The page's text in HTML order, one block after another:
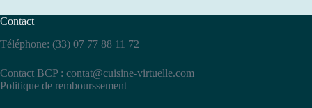
Contact
Téléphone: (33) 07 77 88 11 72
Contact BCP : contat@cuisine-virtuelle.com
Politique de rembourssement